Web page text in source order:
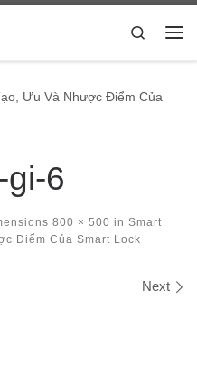
Search
Ưu Và Nhược Điểm Của
6
800 × 500 in Smart
Điểm Của Smart Lock
Next